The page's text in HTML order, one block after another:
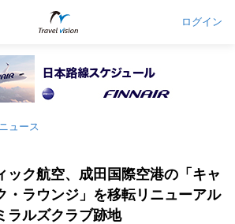
ログイン
ュース
ック航空、成田国際空港の「キャ
・ラウンジ」を移転リニューアル
ルズクラブ跡地